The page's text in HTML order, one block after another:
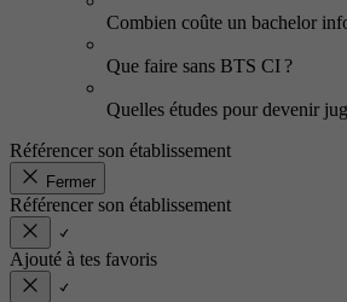
Combien coûte un bachelor
Que faire sans BTS CI ?
Quelles études pour devenir
Référencer son établissement
Fermer
Référencer son établissement
Ajouté à tes favoris